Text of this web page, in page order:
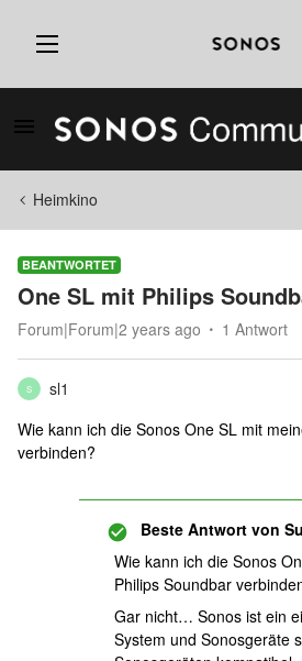
Heimkino
BEANTWORTET
One SL mit Philips
Forum|Forum|2 years ago 1 Antwort
S
sl1
Wie kann ich die Sonos One SL mit
verbinden?
Beste Antwort von
Wie kann ich die Sonos
Philips Soundbar
Gar nicht… Sonos ist ein
System und Sonosgeräte